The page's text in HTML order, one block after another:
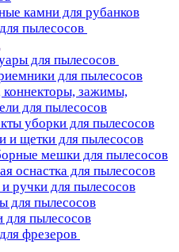
камни для рубанков
пылесосов
для пылесосов
для пылесосов
коннекторы, зажимы,
для пылесосов
уборки для пылесосов
и щетки для пылесосов
мешки для пылесосов
оснастка для пылесосов
ручки для пылесосов
для пылесосов
пылесосов
фрезеров